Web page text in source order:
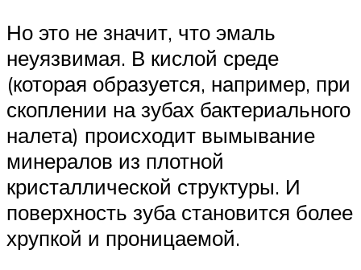
Но это не значит, что эмаль
неуязвимая. В кислой среде
(которая образуется, например, при
скоплении на зубах бактериального
налета) происходит вымывание
минералов из плотной
кристаллической структуры. И
поверхность зуба становится более
хрупкой и проницаемой.